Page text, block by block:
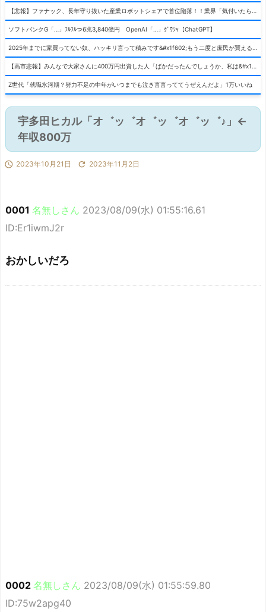
ソフトバンクG「…」ﾌﾙﾌﾙつ6兆3,840億円 OpenAI「…」ｸﾞﾜｼｬ【ChatGPT】
Z世代「就職氷河期？努力不足の中年がいつまでも泣き言言っててうぜえんだよ」1万いいね
宇多田ヒカル「オ゛ッ゛オ゛ッ゛オ゛ッ゛♪」←
年収800万
 2023年10月21日  2023年11月2日
0001 名無しさん 2023/08/09(水) 01:55:16.61
ID:Er1iwmJ2r
おかしいだろ
0002 名無しさん 2023/08/09(水) 01:55:59.80
ID:75w2apg40